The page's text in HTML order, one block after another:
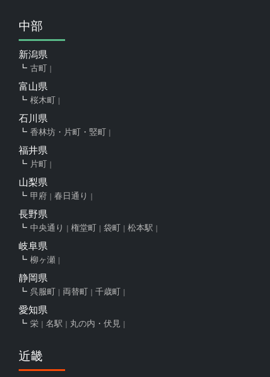
中部
新潟県
古町
富山県
桜木町
石川県
香林坊・片町・竪町
福井県
片町
山梨県
甲府 春日通り
長野県
中央通り 権堂町 袋町 松本駅
岐阜県
柳ヶ瀬
静岡県
呉服町 両替町 千歳町
愛知県
栄 名駅 丸の内・伏見
近畿